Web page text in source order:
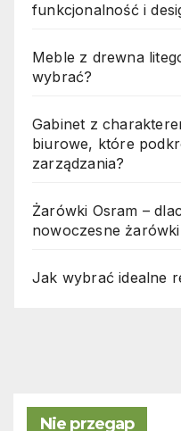
funkcjonalność i
Meble z drewna
wybrać?
Gabinet z
biurowe, które
zarządzania?
Żarówki Osram –
nowoczesne
Jak wybrać idealne
Nie przegap